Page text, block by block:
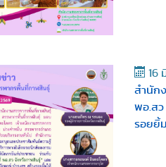
16
สำนัก
พอ.สว
รอยยิ้